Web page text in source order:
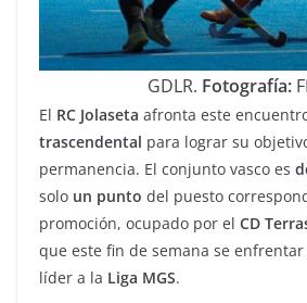
GDLR. Fotografía:
El RC Jolaseta afronta este
trascendental para lograr su
permanencia. El conjunto vasco es
solo un punto del puesto
promoción, ocupado por el CD
que este fin de semana se enfrentar
líder a la Liga MGS.